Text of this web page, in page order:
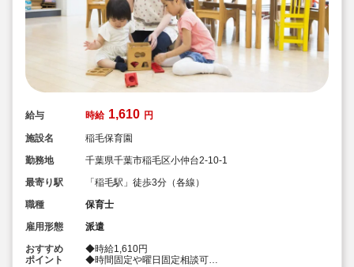
給与 時給 1,610 円
施設名
稲毛保育園
勤務地
千葉県千葉市稲毛区小仲台2-10-1
最寄り駅
「稲毛駅」徒歩3分（各線）
職種
保育士
雇用形態
派遣
おすすめ
ポイント
◆時給1,610円
◆時間固定や曜日固定相談可